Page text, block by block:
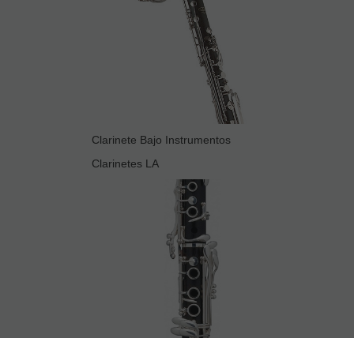
Clarinete Bajo Instrumentos
Clarinetes LA